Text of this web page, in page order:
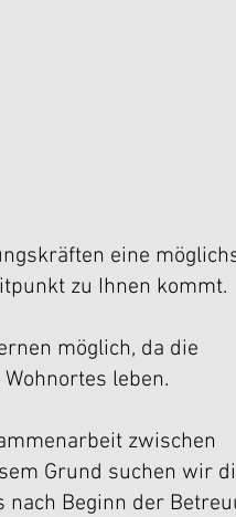
eine
zu Ihnen kommt.
möglich, da die
leben.
zwischen
Grund suchen wir
Beginn der